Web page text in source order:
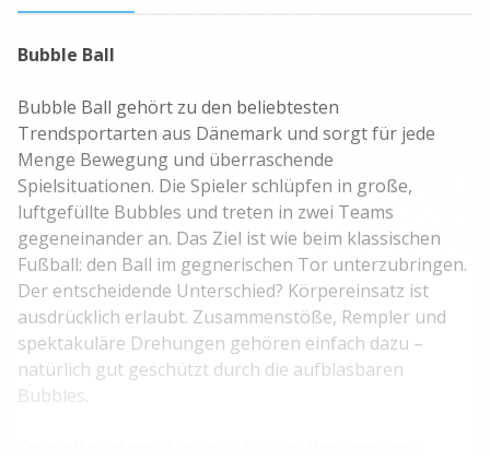
Bubble Ball
Bubble Ball gehört zu den beliebtesten
Trendsportarten aus Dänemark und sorgt für jede
Menge Bewegung und überraschende
Spielsituationen. Die Spieler schlüpfen in große,
luftgefüllte Bubbles und treten in zwei Teams
gegeneinander an. Das Ziel ist wie beim klassischen
Fußball: den Ball im gegnerischen Tor unterzubringen.
Der entscheidende Unterschied? Körpereinsatz ist
ausdrücklich erlaubt. Zusammenstöße, Rempler und
spektakuläre Drehungen gehören einfach dazu –
natürlich gut geschützt durch die aufblasbaren
Bubbles.